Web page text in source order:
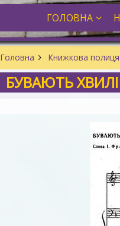
ГОЛОВНА
Головна Книжкова полиця
БУВАЮТЬ